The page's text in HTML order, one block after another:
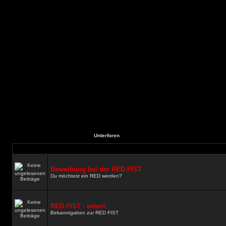
Unterforen
Bewerbung bei der RED FIST
Du möchtest ein RED werden?
RED FIST - extern
Bekanntgaben zur RED FIST